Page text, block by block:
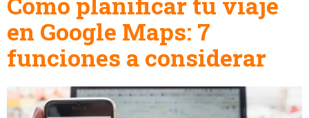
en Google Maps: 7
funciones a considerar